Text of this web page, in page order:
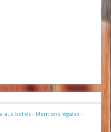
aux belles - Mentions légales -